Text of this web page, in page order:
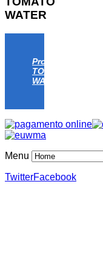
WATER
Progetto
TOMATO
WATER
Menu
TwitterFacebook